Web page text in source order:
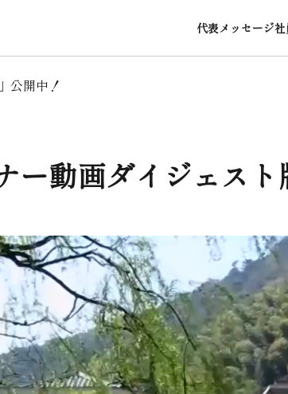
代表メッセージ
公開中！
ー動画ダイジェスト